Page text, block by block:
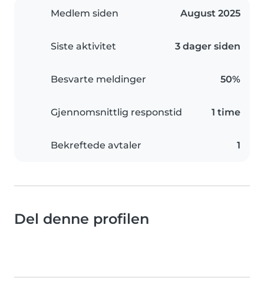
Medlem siden August 2025
Siste aktivitet 3 dager siden
Besvarte meldinger 50%
Gjennomsnittlig responstid 1 time
Bekreftede avtaler 1
Del denne profilen